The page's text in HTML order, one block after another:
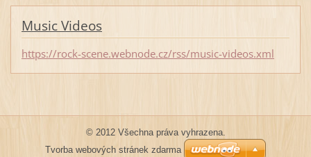
Music Videos
https://rock-scene.webnode.cz/rss/music-videos.xml
© 2012 Všechna práva vyhrazena.
Tvorba webových stránek zdarma